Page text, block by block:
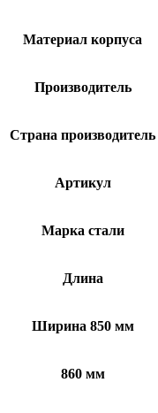
Материал корпуса
Производитель
Страна производитель
Артикул
Марка стали
Длина
Ширина 850 мм
860 мм